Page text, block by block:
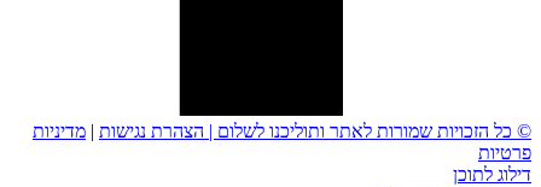
© כל הזכויות שמורות לאתר ותוליכנו לשלום | הצהרת נגישות | מדיניות
פרטיות
דילוג לתוכן